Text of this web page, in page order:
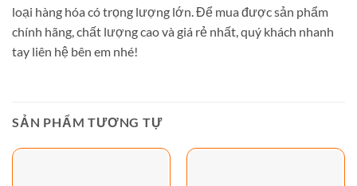
loại hàng hóa có trọng lượng lớn. Để mua được sản phẩm
chính hãng, chất lượng cao và giá rẻ nhất, quý khách nhanh
tay liên hệ bên em nhé!
SẢN PHẨM TƯƠNG TỰ